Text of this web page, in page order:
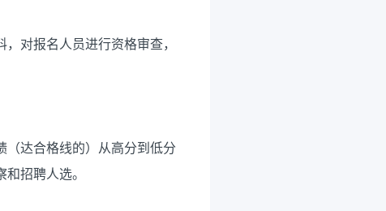
对报名人员进行资格审查，
（达合格线的）从高分到低分
招聘人选。